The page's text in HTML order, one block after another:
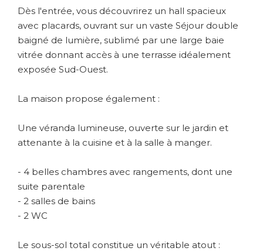
Dès l'entrée, vous découvrirez un hall spacieux
avec placards, ouvrant sur un vaste Séjour double
baigné de lumière, sublimé par une large baie
vitrée donnant accès à une terrasse idéalement
exposée Sud-Ouest.
La maison propose également :
Une véranda lumineuse, ouverte sur le jardin et
attenante à la cuisine et à la salle à manger.
- 4 belles chambres avec rangements, dont une
suite parentale
- 2 salles de bains
- 2 WC
Le sous-sol total constitue un véritable atout :